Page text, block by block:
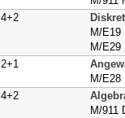
4+2
M/E19
M/E29
2+1
M/E28
4+2
M/911